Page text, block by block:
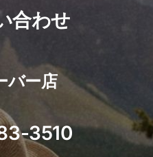
合わせ
バー店
3510